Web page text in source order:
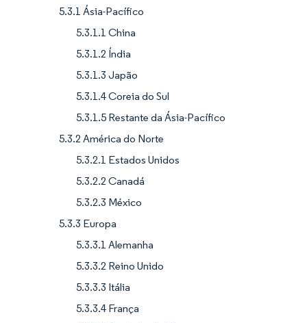
5.3.1 Ásia-Pacífico
5.3.1.1 China
5.3.1.2 Índia
5.3.1.3 Japão
5.3.1.4 Coreia do Sul
5.3.1.5 Restante da Ásia-Pacífico
5.3.2 América do Norte
5.3.2.1 Estados Unidos
5.3.2.2 Canadá
5.3.2.3 México
5.3.3 Europa
5.3.3.1 Alemanha
5.3.3.2 Reino Unido
5.3.3.3 Itália
5.3.3.4 França